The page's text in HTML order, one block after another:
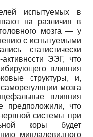
испытуемых в
на различия в
головного мозга — у
с испытуемыми
статистически
ЭЭГ, что
влияния
структуры, и,
мозга
влияния
предположили, что
системы при
коры будет
миндалевидного